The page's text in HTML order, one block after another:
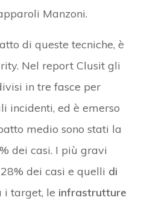
Manzoni.
di queste tecniche, è
Nel report Clusit gli
in tre fasce per
incidenti, ed è emerso
medio sono stati la
dei casi. I più gravi
dei casi e quelli di
i target, le infrastrutture